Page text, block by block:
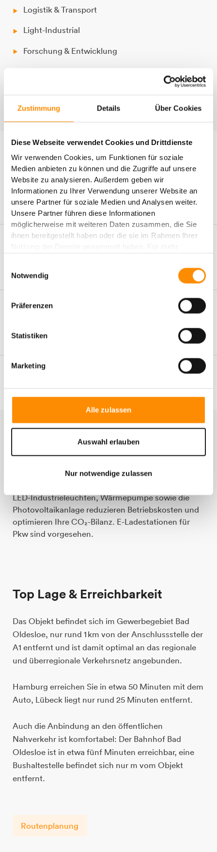
Zustimmung Details Über Cookies
Diese Webseite verwendet Cookies und Drittdienste
Wir verwenden Cookies, um Funktionen für soziale
Medien anbieten zu können und die Zugriffe auf unsere
Website zu analysieren. Außerdem geben wir
Informationen zu Ihrer Verwendung unserer Website an
unsere Partner für soziale Medien und Analysen weiter.
Unsere Partner führen diese Informationen
möglicherweise mit weiteren Daten zusammen, die Sie
ihnen bereitgestellt haben oder die sie im Rahmen Ihrer
Notwendig
Präferenzen
Statistiken
Marketing
Alle zulassen
Auswahl erlauben
Nur notwendige zulassen
Logistik & Transport
Light-Industrial
Forschung & Entwicklung
E-Commerce
Alle Kennzahlen auf einen Blick
Anschrift
Bergkoppel, 23843 Bad Oldesloe
Hallenfläche je Einheit
ca. 4.000
Mezzanine je Einheit
ca. 600 m²
Mehr anzeigen
Technik & Nachhaltigkeit für Ihre
Lagerfläche
Diese Gewerbeimmobilie kombiniert
LED-Industrieleuchten, Wärmepumpe sowie die
Photovoltaikanlage reduzieren Betriebskosten und
optimieren Ihre CO₂-Bilanz. E-Ladestationen für
Pkw sind vorgesehen.
Top Lage & Erreichbarkeit
Das Objekt befindet sich im Gewerbegebiet Bad
Oldesloe, nur rund 1 km von der Anschlussstelle der
A1 entfernt und ist damit optimal an das regionale
und überregionale Verkehrsnetz angebunden.
Hamburg erreichen Sie in etwa 50 Minuten mit dem
Auto, Lübeck liegt nur rund 25 Minuten entfernt.
Auch die Anbindung an den öffentlichen
Nahverkehr ist komfortabel: Der Bahnhof Bad
Oldesloe ist in etwa fünf Minuten erreichbar, eine
Bushaltestelle befindet sich nur m vom Objekt
entfernt.
Routenplanung